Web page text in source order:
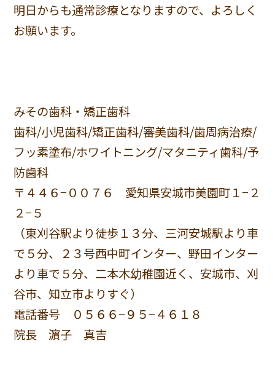
明日からも通常診療となりますので、よろしく
お願います。
みその歯科・矯正歯科
歯科/小児歯科/矯正歯科/審美歯科/歯周病治療/
フッ素塗布/ホワイトニング/マタニティ歯科/予
防歯科
〒４４６−００７６ 愛知県安城市美園町１−２
２−５
（東刈谷駅より徒歩１３分、三河安城駅より車
で５分、２３号西中町インター、野田インター
より車で５分、二本木幼稚園近く、安城市、刈
谷市、知立市よりすぐ）
電話番号 ０５６６−９５−４６１８
院長 濵子 真吉